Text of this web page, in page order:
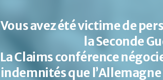
Vous avez été victime de
la Seconde
La Claims conférence
indemnités que